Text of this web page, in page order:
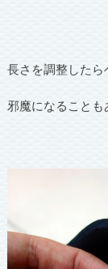
長さを調整した
邪魔になることも